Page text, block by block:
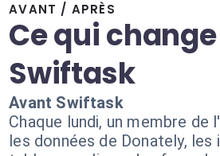
AVANT / APRÈS
Ce qui
Swiftask
Avant Swiftask
Chaque lundi, un membre de
les données de Donately, les